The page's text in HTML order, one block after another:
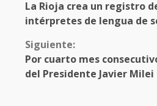
La Rioja crea un registro
intérpretes de lengua de
Siguiente:
Por cuarto mes
del Presidente Javier Milei